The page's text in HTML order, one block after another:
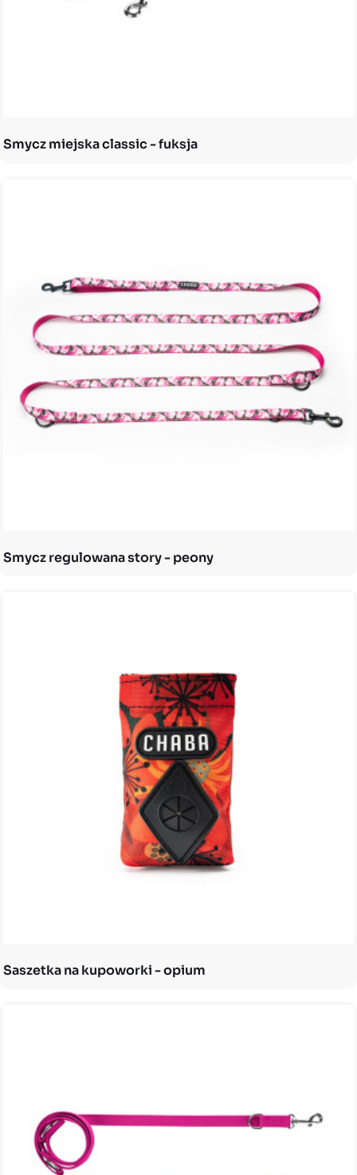
Smycz miejska classic - fuksja
Smycz regulowana story - peony
Saszetka na kupoworki - opium